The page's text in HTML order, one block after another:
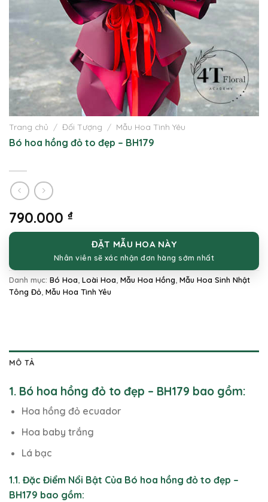
Trang chủ / Đối Tượng / Mẫu Hoa Tình Yêu
Bó hoa hồng đỏ to đẹp – BH179
790.000 ₫
ĐẶT MẪU HOA NÀY
Nhân viên sẽ xác nhận đơn hàng sớm nhất
Danh mục: Bó Hoa Loài Hoa Mẫu Hoa Hồng Mẫu Hoa Sinh Nhật
Tông Đỏ Mẫu Hoa Tình Yêu
MÔ TẢ
1. Bó hoa hồng đỏ to đẹp – BH179 bao gồm:
Hoa hồng đỏ ecuador
Hoa baby trắng
Lá bạc
1.1. Đặc Điểm Nổi Bật Của Bó hoa hồng đỏ to đẹp –
BH179 bao gồm: